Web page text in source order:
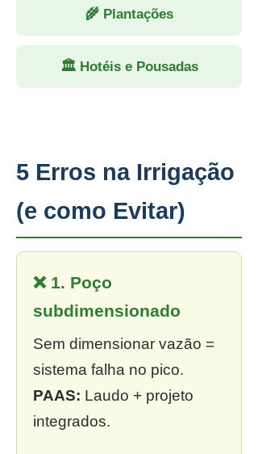
🌾 Plantações
🏛 Hotéis e Pousadas
5 Erros na Irrigação
(e como Evitar)
❌ 1. Poço
subdimensionado
Sem dimensionar vazão =
sistema falha no pico.
PAAS: Laudo + projeto
integrados.